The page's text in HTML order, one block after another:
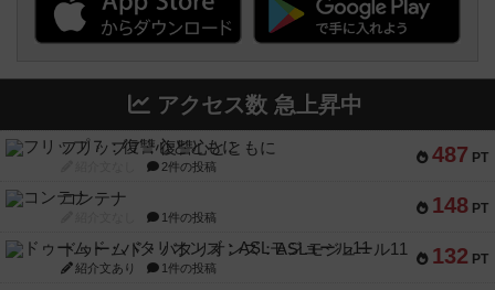
アクセス数 急上昇中
487 PT
フリップ７：復讐心とともに
2件の投稿
148 PT
コンテナ
1件の投稿
132 PT
ドゥームド・バタリオンズ：ASLモジュール11
紹介文あり 1件の投稿